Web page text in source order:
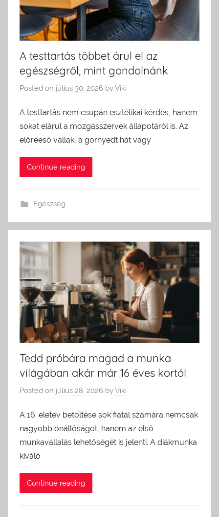
A testtartás többet árul el az
egészségről, mint gondolnánk
Posted on július 30, 2026 byViki
A testtartás nem csupán esztétikai kérdés, hanem
sokat elárul a mozgásszervek állapotáról is. Az
előreeső vállak, a görnyedt hát vagy
Continue reading
Egészség
Tedd próbára magad a munka
világában akár már 16 éves kortól
Posted on július 28, 2026 byViki
A 16. életév betöltése sok fiatal számára nemcsak
nagyobb önállóságot, hanem az első
munkavállalás lehetőségét is jelenti. A diákmunka
kiváló
Continue reading